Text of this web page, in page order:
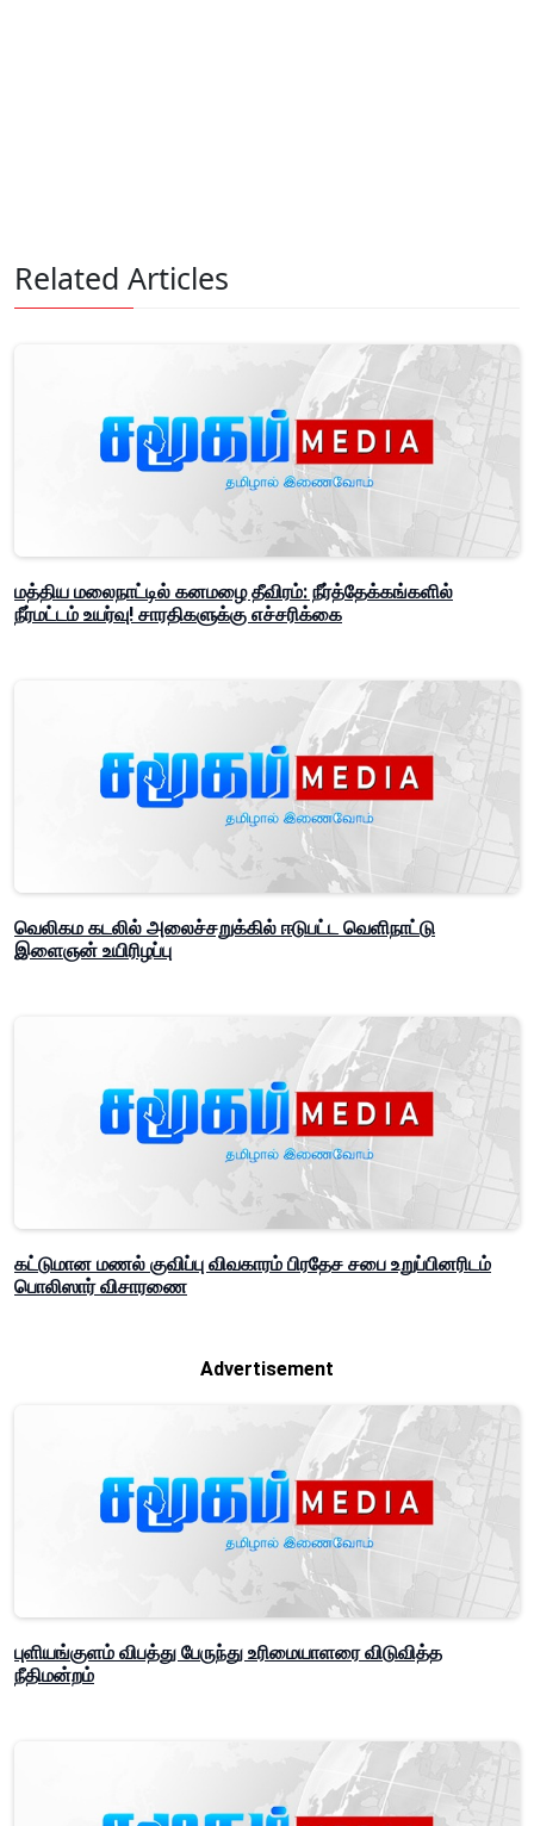
Related Articles
மத்திய மலைநாட்டில் கனமழை தீவிரம்: நீர்த்தேக்கங்களில்
நீர்மட்டம் உயர்வு! சாரதிகளுக்கு எச்சரிக்கை
வெலிகம கடலில் அலைச்சறுக்கில் ஈடுபட்ட வெளிநாட்டு
இளைஞன் உயிரிழப்பு
கட்டுமான மணல் குவிப்பு விவகாரம் பிரதேச சபை உறுப்பினரிடம்
பொலிஸார் விசாரணை
Advertisement
புளியங்குளம் விபத்து பேருந்து உரிமையாளரை விடுவித்த
நீதிமன்றம்